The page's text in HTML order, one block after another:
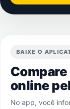
BAIXE O
online
No app, você